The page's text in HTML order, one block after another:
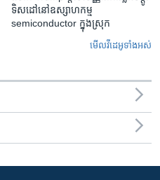
ទិសដៅនៅឧស្សាហកម្ម
semiconductor ក្នុងស្រុក
មើល​វីដេអូ​ទាំង​អស់